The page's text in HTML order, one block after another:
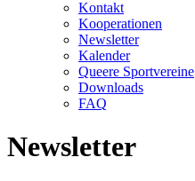
Kontakt
Kooperationen
Newsletter
Kalender
Queere Sportvereine
Downloads
FAQ
Newsletter